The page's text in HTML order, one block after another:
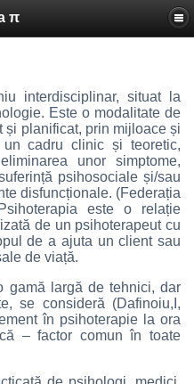
π
interdisciplinar, situat la
Este o modalitate de
și planificat, prin mijloace și
un cadru clinic și teoretic,
unor simptome,
psihosociale și/sau
disfuncționale. (Federația
este o relație
de un psihoterapeut cu
de a ajuta un client sau
de viață.
gamă largă de tehnici, dar
se consideră (Dafinoiu,I,
în psihoterapie la ora
– factor comun în toate